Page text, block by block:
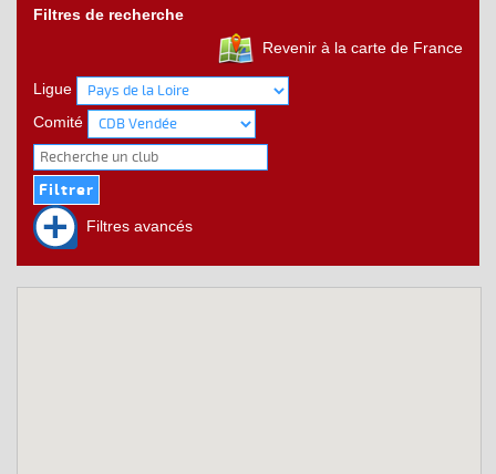
Filtres de recherche
Revenir à la carte de France
Ligue
Comité
Filtres avancés